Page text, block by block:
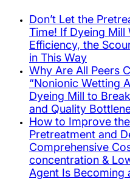
Don’t Let the
Time! If Dyeing
Efficiency, the
in This Way
Why Are All Peers
“Nonionic Wetting
Dyeing Mill to
and Quality
How to Improve
Pretreatment and
Comprehensive
concentration &
Agent Is Becoming